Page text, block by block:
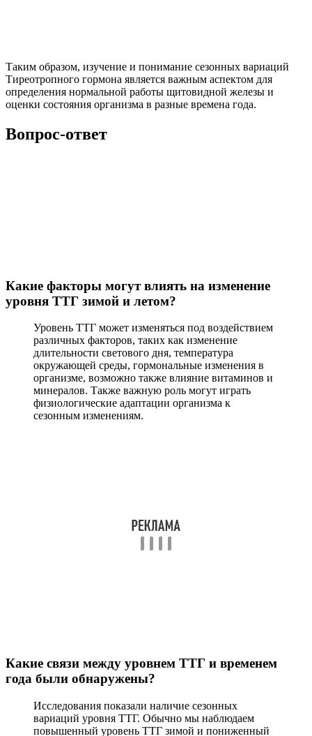
Таким образом, изучение и понимание сезонных вариаций
Тиреотропного гормона является важным аспектом для
определения нормальной работы щитовидной железы и
оценки состояния организма в разные времена года.
Вопрос-ответ
Какие факторы могут влиять на изменение
уровня ТТГ зимой и летом?
Уровень ТТГ может изменяться под воздействием
различных факторов, таких как изменение
длительности светового дня, температура
окружающей среды, гормональные изменения в
организме, возможно также влияние витаминов и
минералов. Также важную роль могут играть
физиологические адаптации организма к
сезонным изменениям.
Какие связи между уровнем ТТГ и временем
года были обнаружены?
Исследования показали наличие сезонных
вариаций уровня ТТГ. Обычно мы наблюдаем
повышенный уровень ТТГ зимой и пониженный